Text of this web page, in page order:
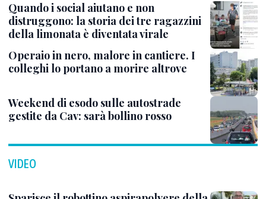
Quando i social aiutano e non
distruggono: la storia dei tre ragazzini
della limonata è diventata virale
Operaio in nero, malore in cantiere. I
colleghi lo portano a morire altrove
Weekend di esodo sulle autostrade
gestite da Cav: sarà bollino rosso
VIDEO